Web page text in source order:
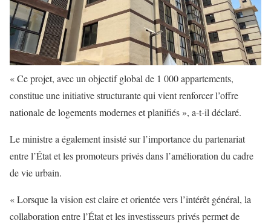
« Ce projet, avec un objectif global de 1 000 appartements,
constitue une initiative structurante qui vient renforcer l’offre
nationale de logements modernes et planifiés », a-t-il déclaré.
Le ministre a également insisté sur l’importance du partenariat
entre l’État et les promoteurs privés dans l’amélioration du cadre
de vie urbain.
« Lorsque la vision est claire et orientée vers l’intérêt général, la
collaboration entre l’État et les investisseurs privés permet de